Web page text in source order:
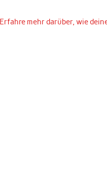
Erfahre mehr darüber, wie